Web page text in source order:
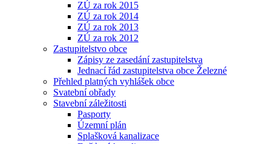
ZÚ za rok 2015
ZÚ za rok 2014
ZÚ za rok 2013
ZÚ za rok 2012
Zastupitelstvo obce
Zápisy ze zasedání zastupitelstva
Jednací řád zastupitelstva obce Železné
Přehled platných vyhlášek obce
Svatební obřady
Stavební záležitosti
Pasporty
Územní plán
Splašková kanalizace